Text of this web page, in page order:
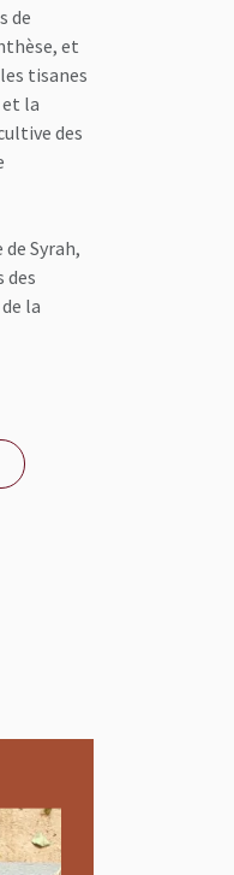
de
et
tisanes
la
des
Syrah,
des
la